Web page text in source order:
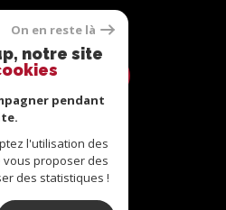
Nous
Nous
On en reste là
notre site
pendant
l'utilisation des
vous proposer des
des statistiques !